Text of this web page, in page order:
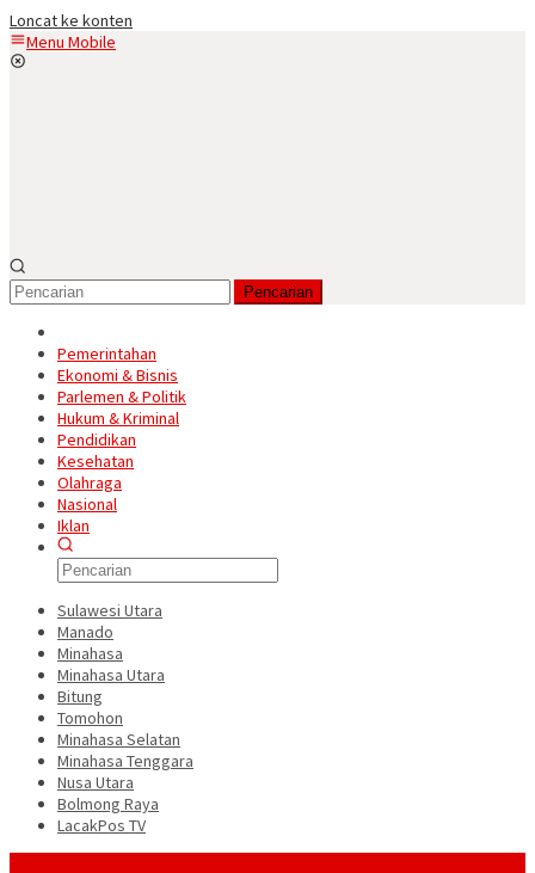
Loncat ke konten
Menu Mobile
Pencarian
Pemerintahan
Ekonomi & Bisnis
Parlemen & Politik
Hukum & Kriminal
Pendidikan
Kesehatan
Olahraga
Nasional
Iklan
Sulawesi Utara
Manado
Minahasa
Minahasa Utara
Bitung
Tomohon
Minahasa Selatan
Minahasa Tenggara
Nusa Utara
Bolmong Raya
LacakPos TV